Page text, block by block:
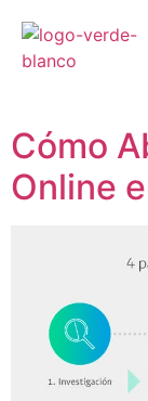
Cómo
Online